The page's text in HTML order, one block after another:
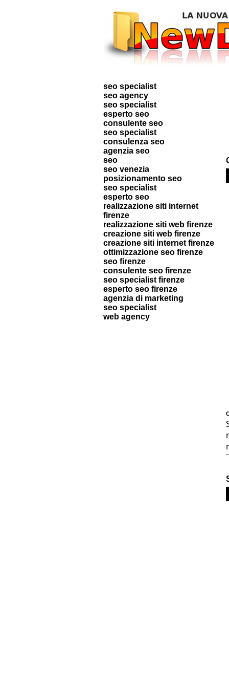
seo specialist
seo agency
seo specialist
esperto seo
consulente seo
seo specialist
consulenza seo
agenzia seo
seo
seo venezia
posizionamento seo
seo specialist
esperto seo
realizzazione siti internet
firenze
realizzazione siti web firenze
creazione siti web firenze
creazione siti internet firenze
ottimizzazione seo firenze
seo firenze
consulente seo firenze
seo specialist firenze
esperto seo firenze
agenzia di marketing
seo specialist
web agency